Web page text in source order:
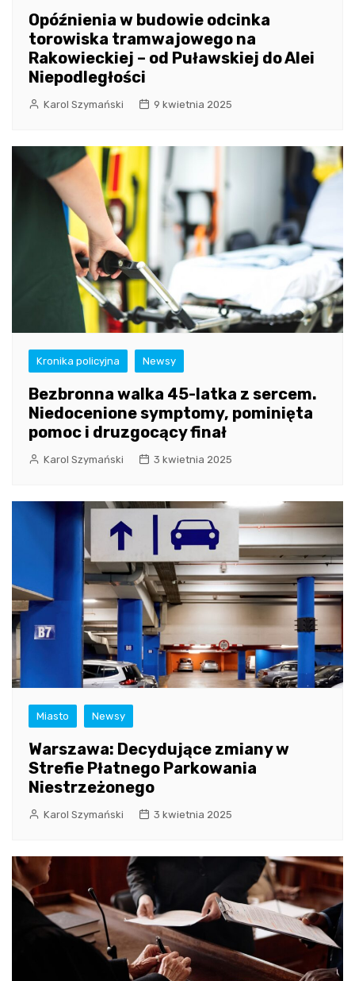
Opóźnienia w budowie odcinka
torowiska tramwajowego na
Rakowieckiej – od Puławskiej do Alei
Niepodległości
Karol Szymański 9 kwietnia 2025
Kronika policyjna Newsy
Bezbronna walka 45-latka z sercem.
Niedocenione symptomy, pominięta
pomoc i druzgocący finał
Karol Szymański 3 kwietnia 2025
Miasto Newsy
Warszawa: Decydujące zmiany w
Strefie Płatnego Parkowania
Niestrzeżonego
Karol Szymański 3 kwietnia 2025